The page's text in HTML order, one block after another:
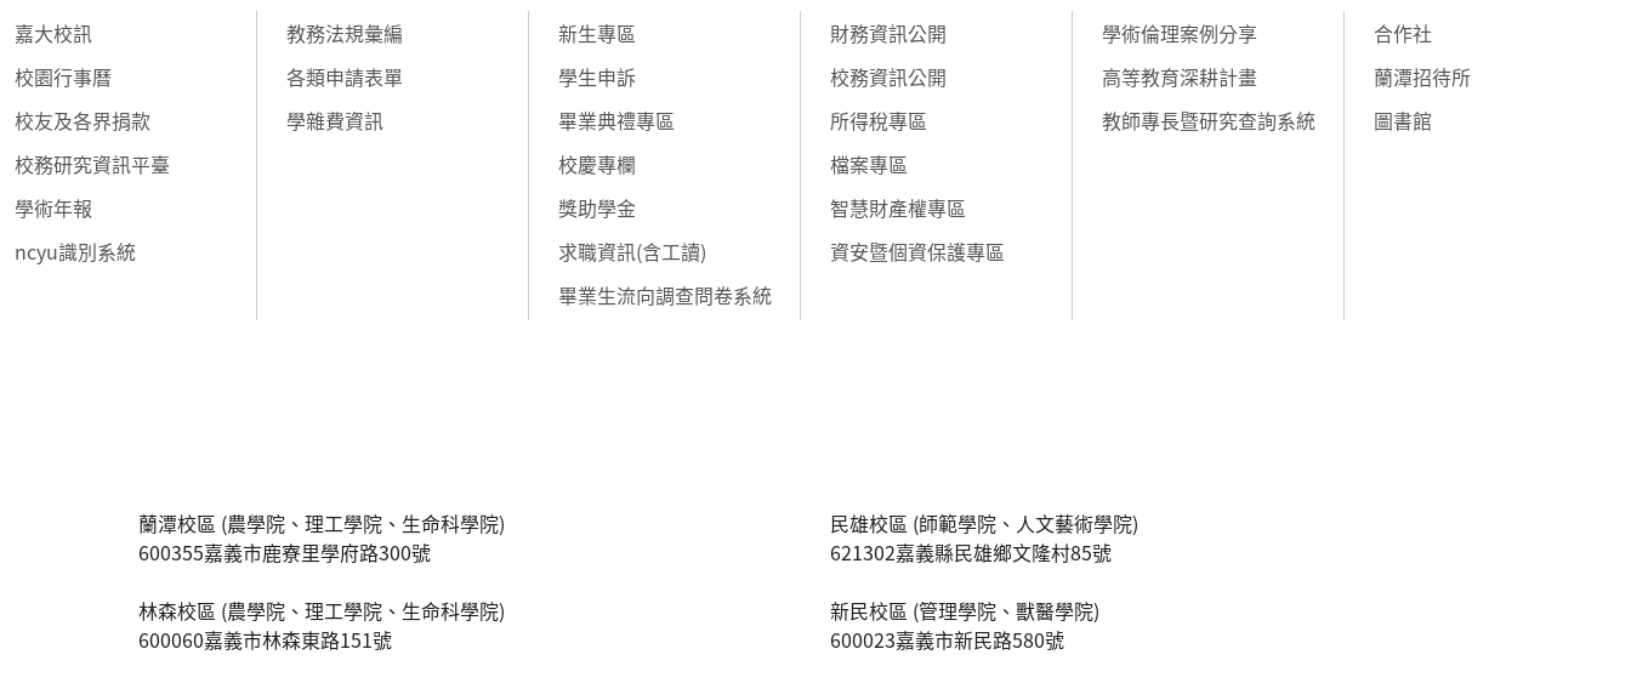
嘉大校訊
校園行事曆
校友及各界捐款
校務研究資訊平臺
學術年報
ncyu識別系統
教務法規彙編
各類申請表單
學雜費資訊
新生專區
學生申訴
畢業典禮專區
校慶專欄
獎助學金
求職資訊(含工讀)
畢業生流向調查問卷系統
財務資訊公開
校務資訊公開
所得稅專區
檔案專區
智慧財產權專區
資安暨個資保護專區
學術倫理案例分享
高等教育深耕計畫
教師專長暨研究查詢系統
合作社
蘭潭招待所
圖書館
蘭潭校區 (農學院、理工學院、生命科學院)
600355嘉義市鹿寮里學府路300號
民雄校區 (師範學院、人文藝術學院)
621302嘉義縣民雄鄉文隆村85號
林森校區 (農學院、理工學院、生命科學院)
600060嘉義市林森東路151號
新民校區 (管理學院、獸醫學院)
600023嘉義市新民路580號